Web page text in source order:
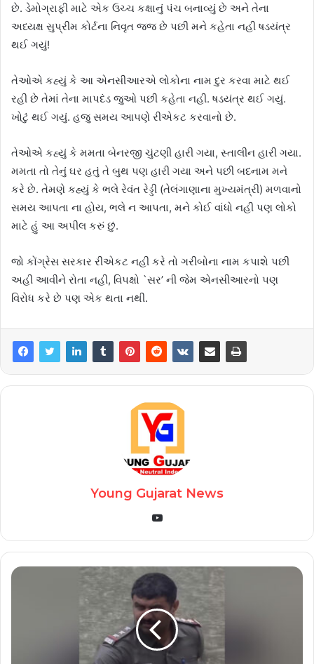
છે. ડેમોગ્રાફી માટે એક ઉચ્ચ કક્ષાનું પંચ બનાવ્યું છે અને તેના
અધ્યક્ષ સુપ્રીમ કોર્ટના નિવૃત જજ છે પછી મને કહેતા નહી ષડયંત્ર
થઈ ગયું!
તેઓએ કહ્યું કે આ એનસીઆરએ લોકોના નામ દુર કરવા માટે થઈ
રહી છે તેમાં તેના માપદંડ જુઓ પછી કહેતા નહી. ષડયંત્ર થઈ ગયું.
ખોટું થઈ ગયું. હજુ સમય આપણે રીએકટ કરવાનો છે.
તેઓએ કહ્યું કે મમતા બેનરજી ચુંટણી હારી ગયા, સ્તાલીન હારી ગયા.
મમતા તો તેનું ઘર હતું તે બુથ પણ હારી ગયા અને પછી બદનામ મને
કરે છે. તેમણે કહ્યું કે ભલે રેવંત રેડ્ડી (તેલંગાણાના મુખ્યમંત્રી) મળવાનો
સમય આપતા ના હોય, ભલે ન આપતા, મને કોઈ વાંધો નહી પણ લોકો
માટે હું આ અપીલ કરું છું.
જો કોંગ્રેસ સરકાર રીએકટ નહી કરે તો ગરીબોના નામ કપાશે પછી
અહી આવીને રોતા નહી, વિપક્ષો `સર’ ની જેમ એનસીઆરનો પણ
વિરોધ કરે છે પણ એક થતા નથી.
Young Gujarat News
YouTube